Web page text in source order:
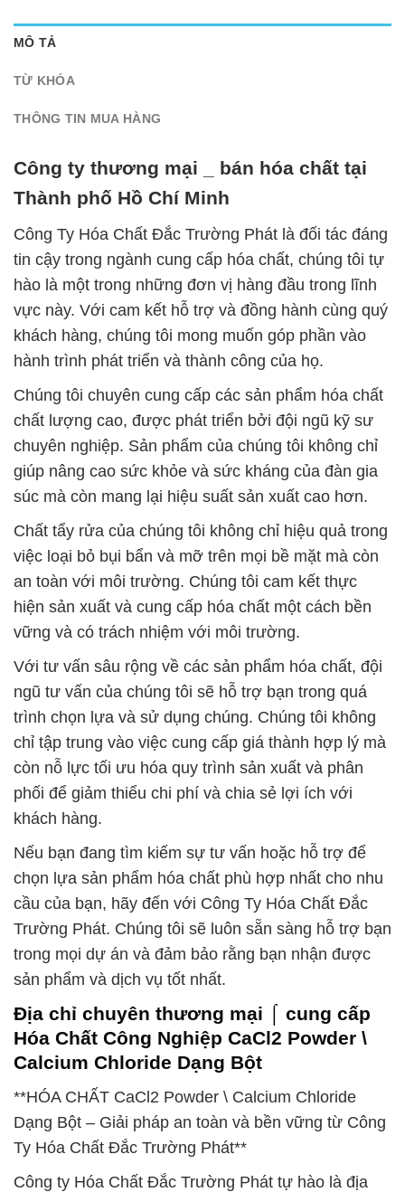
MÔ TẢ
TỪ KHÓA
THÔNG TIN MUA HÀNG
Công ty thương mại _ bán hóa chất tại
Thành phố Hồ Chí Minh
Công Ty Hóa Chất Đắc Trường Phát là đối tác đáng
tin cậy trong ngành cung cấp hóa chất, chúng tôi tự
hào là một trong những đơn vị hàng đầu trong lĩnh
vực này. Với cam kết hỗ trợ và đồng hành cùng quý
khách hàng, chúng tôi mong muốn góp phần vào
hành trình phát triển và thành công của họ.
Chúng tôi chuyên cung cấp các sản phẩm hóa chất
chất lượng cao, được phát triển bởi đội ngũ kỹ sư
chuyên nghiệp. Sản phẩm của chúng tôi không chỉ
giúp nâng cao sức khỏe và sức kháng của đàn gia
súc mà còn mang lại hiệu suất sản xuất cao hơn.
Chất tẩy rửa của chúng tôi không chỉ hiệu quả trong
việc loại bỏ bụi bẩn và mỡ trên mọi bề mặt mà còn
an toàn với môi trường. Chúng tôi cam kết thực
hiện sản xuất và cung cấp hóa chất một cách bền
vững và có trách nhiệm với môi trường.
Với tư vấn sâu rộng về các sản phẩm hóa chất, đội
ngũ tư vấn của chúng tôi sẽ hỗ trợ bạn trong quá
trình chọn lựa và sử dụng chúng. Chúng tôi không
chỉ tập trung vào việc cung cấp giá thành hợp lý mà
còn nỗ lực tối ưu hóa quy trình sản xuất và phân
phối để giảm thiểu chi phí và chia sẻ lợi ích với
khách hàng.
Nếu bạn đang tìm kiếm sự tư vấn hoặc hỗ trợ để
chọn lựa sản phẩm hóa chất phù hợp nhất cho nhu
cầu của bạn, hãy đến với Công Ty Hóa Chất Đắc
Trường Phát. Chúng tôi sẽ luôn sẵn sàng hỗ trợ bạn
trong mọi dự án và đảm bảo rằng bạn nhận được
sản phẩm và dịch vụ tốt nhất.
Địa chỉ chuyên thương mại ⌠ cung cấp
Hóa Chất Công Nghiệp CaCl2 Powder \
Calcium Chloride Dạng Bột
**HÓA CHẤT CaCl2 Powder \ Calcium Chloride
Dạng Bột – Giải pháp an toàn và bền vững từ Công
Ty Hóa Chất Đắc Trường Phát**
Công ty Hóa Chất Đắc Trường Phát tự hào là địa